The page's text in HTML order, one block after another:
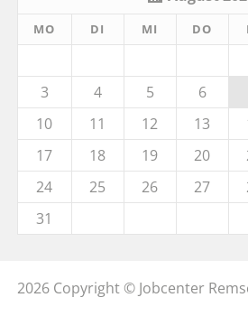
MO DI MI DO
3
4 5 6
10
11 12 13
17
18 19 20
24
25 26 27
31
2026 Copyright © Jobcenter